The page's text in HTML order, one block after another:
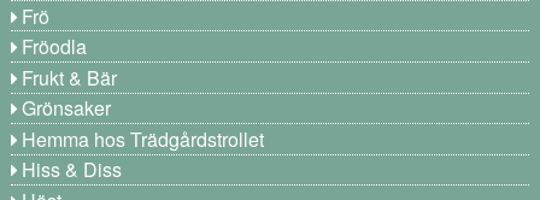
Frö
Fröodla
Frukt & Bär
Grönsaker
Hemma hos Trädgårdstrollet
Hiss & Diss